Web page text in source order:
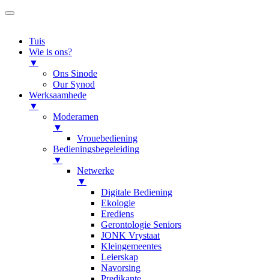
Tuis
Wie is ons?
▼
Ons Sinode
Our Synod
Werksaamhede
▼
Moderamen
▼
Vrouebediening
Bedieningsbegeleiding
▼
Netwerke
▼
Digitale Bediening
Ekologie
Erediens
Gerontologie Seniors
JONK Vrystaat
Kleingemeentes
Leierskap
Navorsing